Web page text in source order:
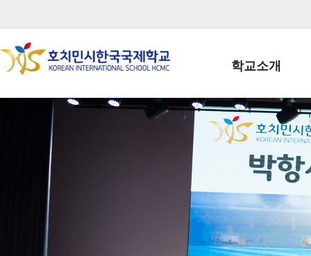
학교소개
학교장인사말
학생회장인사말
학교상징
학교 CI
교직원현황
학생현황